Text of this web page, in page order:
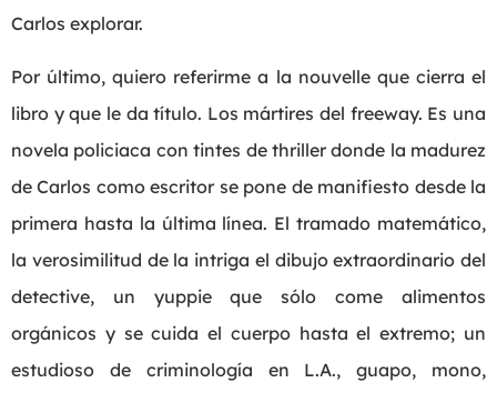
Carlos explorar.
Por último, quiero referirme a la nouvelle que cierra el
libro y que le da título. Los mártires del freeway. Es una
novela policiaca con tintes de thriller donde la madurez
de Carlos como escritor se pone de manifiesto desde la
primera hasta la última línea. El tramado matemático,
la verosimilitud de la intriga el dibujo extraordinario del
detective, un yuppie que sólo come alimentos
orgánicos y se cuida el cuerpo hasta el extremo; un
estudioso de criminología en L.A., guapo, mono,